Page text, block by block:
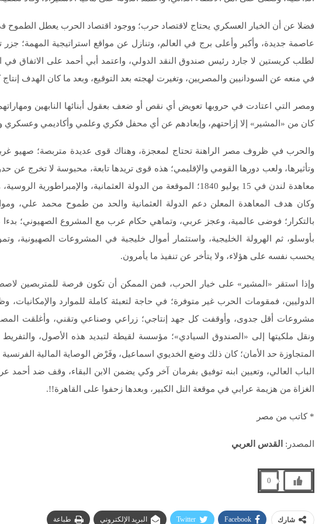
فضلا عن أن الخيار العسكري يحتاج لاقتصاد حرب؛ ووجود اقتصاد الحرب يعطل الطموح
عاصمة جديدة، وأكبر وأعلى برج في العالم، وتنازل عن مواقع استراتيجية المهمة؛ جزر
لطلب كريستين لا جارد رئيس صندوق النقد الدولي، واعتمد أبي أحمد على الاتفاق في
في منعه عن السودانيين والمصريين، وتغيرت لهجته بعد التوقيع، وبعد ما كان الهدف
كان من «المشير» إلا إزاحتهم، وإبعادهم عن أي محفل فكري وعلمي وأكاديمي
والحرب في ظروف مصر الراهنة تحتاج لمعجزة، وهناك قوى عديدة متربصة؛ صهيو
وتأثيرها، ولعب دورها القومي والإقليمي؛ هذه قوى تريدها تابعة، محبوسة لا تخرج عن
معاهدة لندن في 15 يوليو 1840؛ الموقعة من الدولة العثمانية،
وكان هدف المعاهدة المعلن دعم الدولة العثمانية والحد من طموح محمد علي،
بالتكرار؛ فوضى عالمية، وعجز عربي، وتماهي حكام عرب مع المشروع الصهيوني؛ بدءا
بأوسلو، ثم الهرولة الخليجية، واستثمار أموال خليجية في المشروعات الصهيونية،
يحسب نفسه على هؤلاء، ولا يتأخر عن تنفيذ ما يأمرون.
وإذا استقر «المشير» على خيار الحرب، فمن الممكن أن تكون فرصة للمتربصين
الدوليين، فمقومات الحرب غير متوفرة؛ في حاجة لتعبئة كاملة للموارد
مشروعات أقل جدوى، وأوقفت كل جهد إنتاجي؛ زراعي وصناعي وتقني، وأغلقت
ونقل ملكيتها إلى «الصندوق السيادي»؛ مؤسسة لقيطة لتبديد هذه الأصول، والتفريط
المتجاوزة حد الأمان؛ كان ذلك وضع الخديوي اسماعيل، وفَرْض الوصاية المالية الفرنسية
الباب العالي، وتعيين ابنه توفيق بفرمان آخر وكي يضمن الابن البقاء، وقف ضد أحمد
الغزاة من هزيمة عرابي في موقعة التل الكبير، وبعدها زحفوا على القاهرة!!.
* كاتب من مصر
المصدر: القدس العربي
0
شارك Facebook
Twitter البريد الإلكتروني طباعة